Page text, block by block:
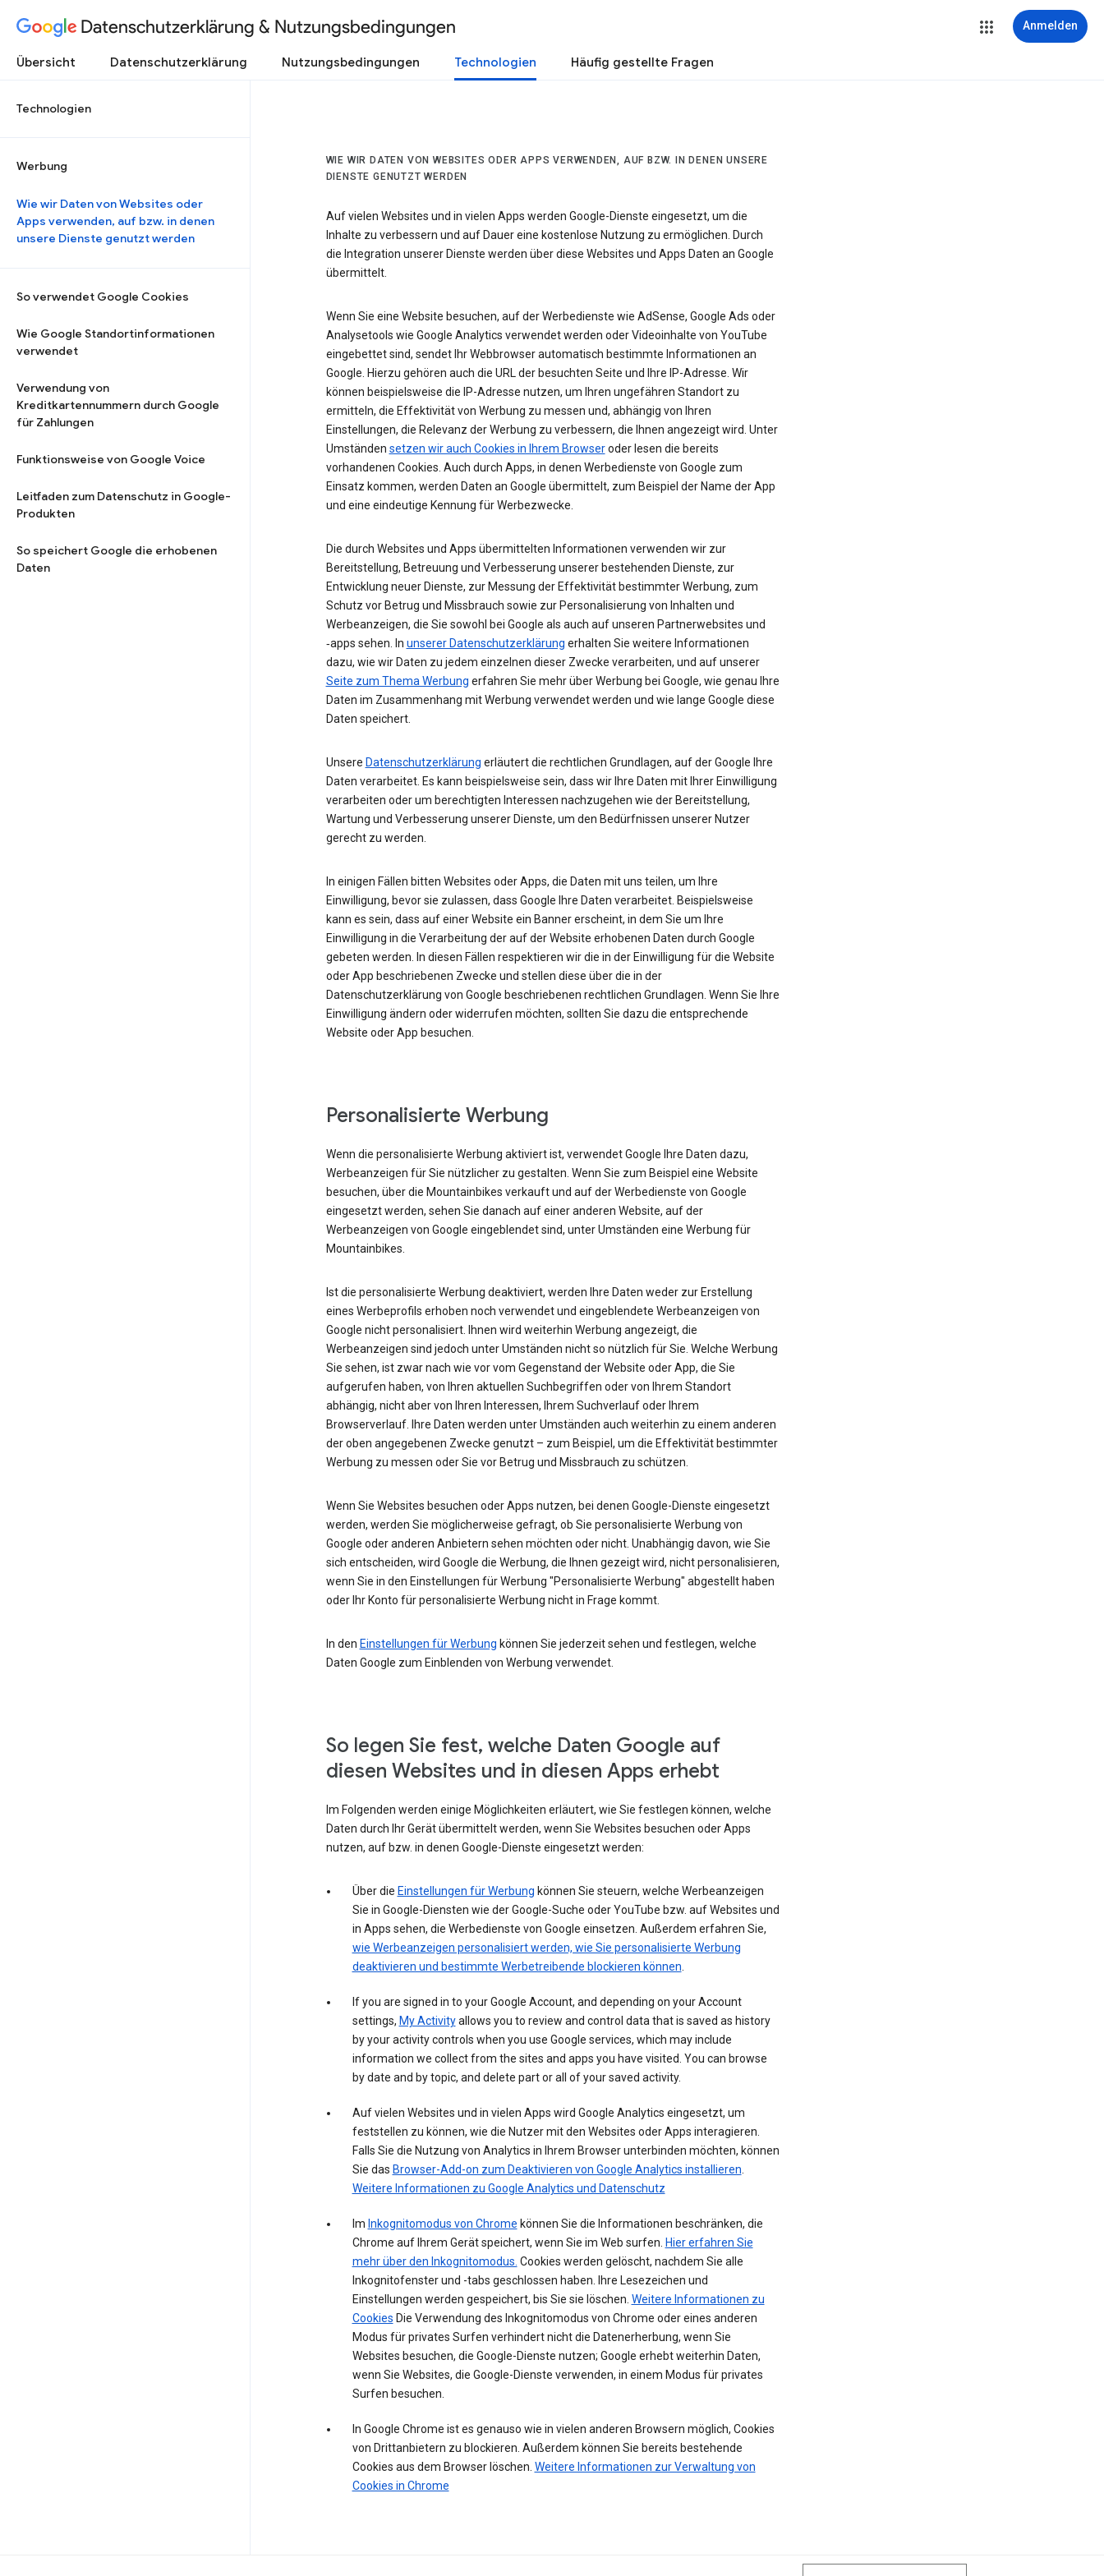
Datenschutzerklärung & Nutzungsbedingungen Anmelden
Übersicht Datenschutzerklärung Nutzungsbedingungen Technologien Häufig gestellte Fragen
Technologien
Werbung
Wie wir Daten von Websites oder
Apps verwenden, auf bzw. in denen
unsere Dienste genutzt werden
So verwendet Google Cookies
Wie Google Standortinformationen
verwendet
Verwendung von
Kreditkartennummern durch Google
für Zahlungen
Funktionsweise von Google Voice
Leitfaden zum Datenschutz in Google-
Produkten
So speichert Google die erhobenen
Daten
WIE WIR DATEN VON WEBSITES ODER APPS VERWENDEN, AUF BZW. IN DENEN UNSERE
DIENSTE GENUTZT WERDEN
Auf vielen Websites und in vielen Apps werden Google-Dienste eingesetzt, um die
Inhalte zu verbessern und auf Dauer eine kostenlose Nutzung zu ermöglichen. Durch
die Integration unserer Dienste werden über diese Websites und Apps Daten an Google
übermittelt.
Wenn Sie eine Website besuchen, auf der Werbedienste wie AdSense, Google Ads oder
Analysetools wie Google Analytics verwendet werden oder Videoinhalte von YouTube
eingebettet sind, sendet Ihr Webbrowser automatisch bestimmte Informationen an
Google. Hierzu gehören auch die URL der besuchten Seite und Ihre IP-Adresse. Wir
können beispielsweise die IP-Adresse nutzen, um Ihren ungefähren Standort zu
ermitteln, die Effektivität von Werbung zu messen und, abhängig von Ihren
Einstellungen, die Relevanz der Werbung zu verbessern, die Ihnen angezeigt wird. Unter
Umständen setzen wir auch Cookies in Ihrem Browseroder lesen die bereits
vorhandenen Cookies. Auch durch Apps, in denen Werbedienste von Google zum
Einsatz kommen, werden Daten an Google übermittelt, zum Beispiel der Name der App
und eine eindeutige Kennung für Werbezwecke.
Die durch Websites und Apps übermittelten Informationen verwenden wir zur
Bereitstellung, Betreuung und Verbesserung unserer bestehenden Dienste, zur
Entwicklung neuer Dienste, zur Messung der Effektivität bestimmter Werbung, zum
Schutz vor Betrug und Missbrauch sowie zur Personalisierung von Inhalten und
Werbeanzeigen, die Sie sowohl bei Google als auch auf unseren Partnerwebsites und
‑apps sehen. In unserer Datenschutzerklärung erhalten Sie weitere Informationen
dazu, wie wir Daten zu jedem einzelnen dieser Zwecke verarbeiten, und auf unserer
Seite zum Thema Werbung erfahren Sie mehr über Werbung bei Google, wie genau Ihre
Daten im Zusammenhang mit Werbung verwendet werden und wie lange Google diese
Daten speichert.
Unsere Datenschutzerklärung erläutert die rechtlichen Grundlagen, auf der Google Ihre
Daten verarbeitet. Es kann beispielsweise sein, dass wir Ihre Daten mit Ihrer Einwilligung
verarbeiten oder um berechtigten Interessen nachzugehen wie der Bereitstellung,
Wartung und Verbesserung unserer Dienste, um den Bedürfnissen unserer Nutzer
gerecht zu werden.
In einigen Fällen bitten Websites oder Apps, die Daten mit uns teilen, um Ihre
Einwilligung, bevor sie zulassen, dass Google Ihre Daten verarbeitet. Beispielsweise
kann es sein, dass auf einer Website ein Banner erscheint, in dem Sie um Ihre
Einwilligung in die Verarbeitung der auf der Website erhobenen Daten durch Google
gebeten werden. In diesen Fällen respektieren wir die in der Einwilligung für die Website
oder App beschriebenen Zwecke und stellen diese über die in der
Datenschutzerklärung von Google beschriebenen rechtlichen Grundlagen. Wenn Sie Ihre
Einwilligung ändern oder widerrufen möchten, sollten Sie dazu die entsprechende
Website oder App besuchen.
Personalisierte Werbung
Wenn die personalisierte Werbung aktiviert ist, verwendet Google Ihre Daten dazu,
Werbeanzeigen für Sie nützlicher zu gestalten. Wenn Sie zum Beispiel eine Website
besuchen, über die Mountainbikes verkauft und auf der Werbedienste von Google
eingesetzt werden, sehen Sie danach auf einer anderen Website, auf der
Werbeanzeigen von Google eingeblendet sind, unter Umständen eine Werbung für
Mountainbikes.
Ist die personalisierte Werbung deaktiviert, werden Ihre Daten weder zur Erstellung
eines Werbeprofils erhoben noch verwendet und eingeblendete Werbeanzeigen von
Google nicht personalisiert. Ihnen wird weiterhin Werbung angezeigt, die
Werbeanzeigen sind jedoch unter Umständen nicht so nützlich für Sie. Welche Werbung
Sie sehen, ist zwar nach wie vor vom Gegenstand der Website oder App, die Sie
aufgerufen haben, von Ihren aktuellen Suchbegriffen oder von Ihrem Standort
abhängig, nicht aber von Ihren Interessen, Ihrem Suchverlauf oder Ihrem
Browserverlauf. Ihre Daten werden unter Umständen auch weiterhin zu einem anderen
der oben angegebenen Zwecke genutzt – zum Beispiel, um die Effektivität bestimmter
Werbung zu messen oder Sie vor Betrug und Missbrauch zu schützen.
Wenn Sie Websites besuchen oder Apps nutzen, bei denen Google-Dienste eingesetzt
werden, werden Sie möglicherweise gefragt, ob Sie personalisierte Werbung von
Google oder anderen Anbietern sehen möchten oder nicht. Unabhängig davon, wie Sie
sich entscheiden, wird Google die Werbung, die Ihnen gezeigt wird, nicht personalisieren,
wenn Sie in den Einstellungen für Werbung "Personalisierte Werbung" abgestellt haben
oder Ihr Konto für personalisierte Werbung nicht in Frage kommt.
In den Einstellungen für Werbung können Sie jederzeit sehen und festlegen, welche
Daten Google zum Einblenden von Werbung verwendet.
So legen Sie fest, welche Daten Google auf
diesen Websites und in diesen Apps erhebt
Im Folgenden werden einige Möglichkeiten erläutert, wie Sie festlegen können, welche
Daten durch Ihr Gerät übermittelt werden, wenn Sie Websites besuchen oder Apps
nutzen, auf bzw. in denen Google-Dienste eingesetzt werden:
Über die Einstellungen für Werbung können Sie steuern, welche Werbeanzeigen
Sie in Google-Diensten wie der Google-Suche oder YouTube bzw. auf Websites und
in Apps sehen, die Werbedienste von Google einsetzen. Außerdem erfahren Sie,
wie Werbeanzeigen personalisiert werden, wie Sie personalisierte Werbung
deaktivieren und bestimmte Werbetreibende blockieren können.
If you are signed in to your Google Account, and depending on your Account
settings, My Activityallows you to review and control data that is saved as history
by your activity controls when you use Google services, which may include
information we collect from the sites and apps you have visited. You can browse
by date and by topic, and delete part or all of your saved activity.
Auf vielen Websites und in vielen Apps wird Google Analytics eingesetzt, um
feststellen zu können, wie die Nutzer mit den Websites oder Apps interagieren.
Falls Sie die Nutzung von Analytics in Ihrem Browser unterbinden möchten, können
Sie das Browser-Add-on zum Deaktivieren von Google Analytics installieren.
Weitere Informationen zu Google Analytics und Datenschutz
Im Inkognitomodus von Chrome können Sie die Informationen beschränken, die
Chrome auf Ihrem Gerät speichert, wenn Sie im Web surfen. Hier erfahren Sie
mehr über den Inkognitomodus. Cookies werden gelöscht, nachdem Sie alle
Inkognitofenster und -tabs geschlossen haben. Ihre Lesezeichen und
Einstellungen werden gespeichert, bis Sie sie löschen. Weitere Informationen zu
Cookies Die Verwendung des Inkognitomodus von Chrome oder eines anderen
Modus für privates Surfen verhindert nicht die Datenerherbung, wenn Sie
Websites besuchen, die Google-Dienste nutzen; Google erhebt weiterhin Daten,
wenn Sie Websites, die Google-Dienste verwenden, in einem Modus für privates
Surfen besuchen.
In Google Chrome ist es genauso wie in vielen anderen Browsern möglich, Cookies
von Drittanbietern zu blockieren. Außerdem können Sie bereits bestehende
Cookies aus dem Browser löschen. Weitere Informationen zur Verwaltung von
Cookies in Chrome